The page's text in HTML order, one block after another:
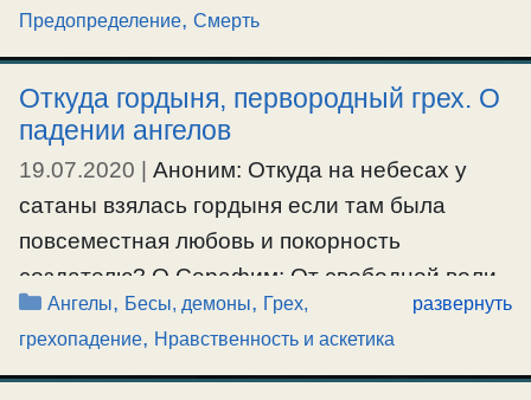
бедствие. Дьявол может навести на человека
болезнь или какое-то внешнее бедствие, по
Божьему попущению. Но если человек в
правильном настрое души преодолеет …
Ещё…
#воляБожия, #смерть
Предопределение, Смерть
Откуда гордыня, первородный грех. О
падении ангелов
19.07.2020
Аноним: Откуда на небесах у
сатаны взялась гордыня если там была
повсеместная любовь и покорность
создателю? О.Серафим: От свободной воли,
в нравственном отношении. Характерный
признак разумного существа — разумно-
свободная самостоятельность. У разумного
Рубрики
Ангелы, Бесы, демоны, Грех,
грехопадение, Нравственность и аскетика
развернуть